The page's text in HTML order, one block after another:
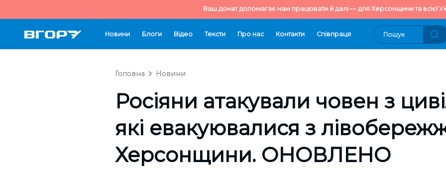
Ваш донат допомагає нам працювати й далі — для Херсонщини та всієї
Новини Блоги Відео Тексти Про нас Контакти Cпівпраця
Головна Новини
Росіяни атакували човен з
які евакуювалися з
Херсонщини. ОНОВЛЕНО